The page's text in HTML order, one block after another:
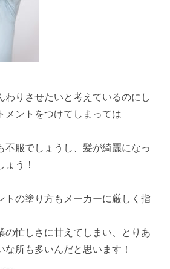
わりさせたいと考えているのにし
メントをつけてしまっては
不服でしょうし、髪が綺麗になっ
う！
トの塗り方もメーカーに厳しく指
の忙しさに甘えてしまい、とりあ
な所も多いんだと思います！